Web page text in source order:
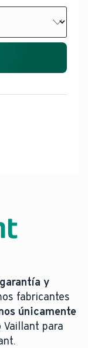
y
fabricantes
únicamente
para